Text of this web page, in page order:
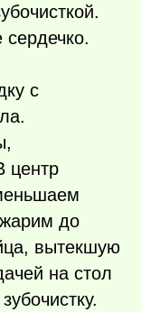
с
центр
до
вытекшую
на стол